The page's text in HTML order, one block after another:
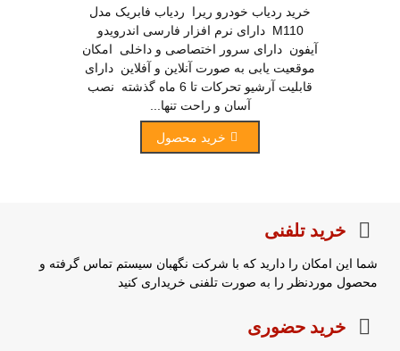
خرید ردیاب خودرو ریرا ردیاب فابریک مدل
M110 دارای نرم افزار فارسی اندرویدو
آیفون دارای سرور اختصاصی و داخلی امکان
موقعیت یابی به صورت آنلاین و آفلاین دارای
قابلیت آرشیو تحرکات تا 6 ماه گذشته نصب
آسان و راحت تنها...
خرید محصول
خرید تلفنی
شما این امکان را دارید که با شرکت نگهبان سیستم تماس گرفته و
محصول موردنظر را به صورت تلفنی خریداری کنید
خرید حضوری